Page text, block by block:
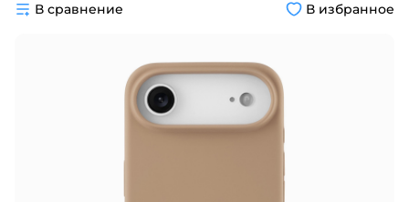
В сравнение В избранное
Разбейте
на части
без переплат
График платежей